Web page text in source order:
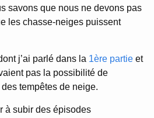
savons que nous ne devons pas
les chasse-neiges puissent
j’ai parlé dans la 1ère partie et
pas la possibilité de
tempêtes de neige.
à subir des épisodes